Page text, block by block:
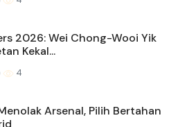
2026: Wei Chong-Wooi Yik
Kekal...
4
Arsenal, Pilih Bertahan